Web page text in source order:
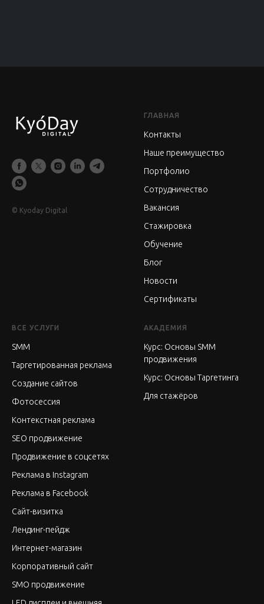
© Kyoday Digital
ГЛАВНАЯ
Контакты
Наше преимущество
Портфолио
Сотрудничество
Вакансия
Стажировка
Обучение
Блог
Новости
Сертификаты
ВСЕ УСЛУГИ
SMM
Таргетированная реклама
Создание сайтов
Фотосессия
Контекстная реклама
SEO продвижение
Продвижение в соцсетях
Реклама в Instagram
Реклама в Facebook
Сайт-визитка
Лендинг-пейдж
Интернет-магазин
Корпоративный сайт
SMO продвижение
АКАДЕМИЯ
Курс: Основы SMM
продвижения
Курс: Основы Таргетинга
Для стажёров